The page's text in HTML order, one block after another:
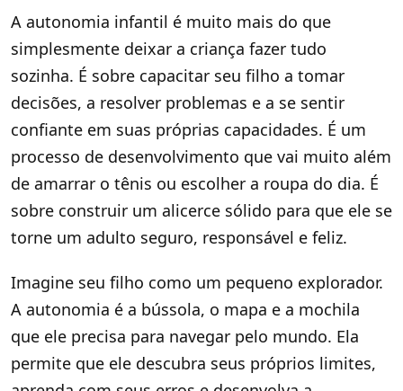
A autonomia infantil é muito mais do que
simplesmente deixar a criança fazer tudo
sozinha. É sobre capacitar seu filho a tomar
decisões, a resolver problemas e a se sentir
confiante em suas próprias capacidades. É um
processo de desenvolvimento que vai muito além
de amarrar o tênis ou escolher a roupa do dia. É
sobre construir um alicerce sólido para que ele se
torne um adulto seguro, responsável e feliz.
Imagine seu filho como um pequeno explorador.
A autonomia é a bússola, o mapa e a mochila
que ele precisa para navegar pelo mundo. Ela
permite que ele descubra seus próprios limites,